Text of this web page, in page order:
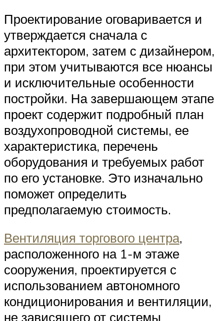
Проектирование оговаривается и
утверждается сначала с
архитектором, затем с дизайнером,
при этом учитываются все нюансы
и исключительные особенности
постройки. На завершающем этапе
проект содержит подробный план
воздухопроводной системы, ее
характеристика, перечень
оборудования и требуемых работ
по его установке. Это изначально
поможет определить
предполагаемую стоимость.
Вентиляция торгового центра,
расположенного на 1-м этаже
сооружения, проектируется с
использованием автономного
кондиционирования и вентиляции,
не зависящего от системы